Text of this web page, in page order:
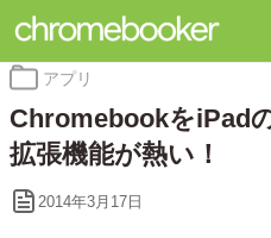
カ
ゴ
リ
ー:
アプリ
ChromebookをiPad
拡張機能が熱い！
2014年3月17日